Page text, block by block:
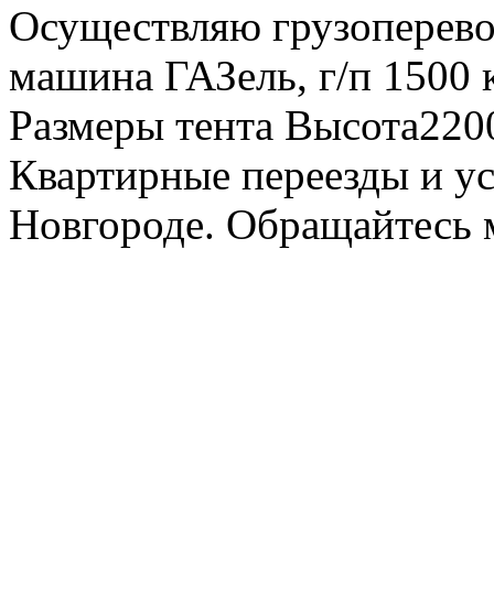
Осуществляю
машина ГАЗель, г/п 1500
Размеры тента
Квартирные переезды и
Новгороде.